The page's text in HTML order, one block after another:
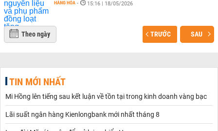
HÀNG HÓA - 15:16 | 18/05/2026
Theo ngày TRƯỚC SAU
TIN MỚI NHẤT
Mi Hồng lên tiếng sau kết luận về tồn tại trong kinh doanh vàng bạc
Lãi suất ngân hàng Kienlongbank mới nhất tháng 8